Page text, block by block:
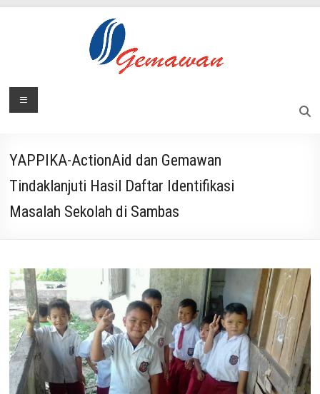
Lembaga
Swadaya
Menu
YAPPIKA-ActionAid dan Gemawan
Tindaklanjuti Hasil Daftar Identifikasi
Masalah Sekolah di Sambas